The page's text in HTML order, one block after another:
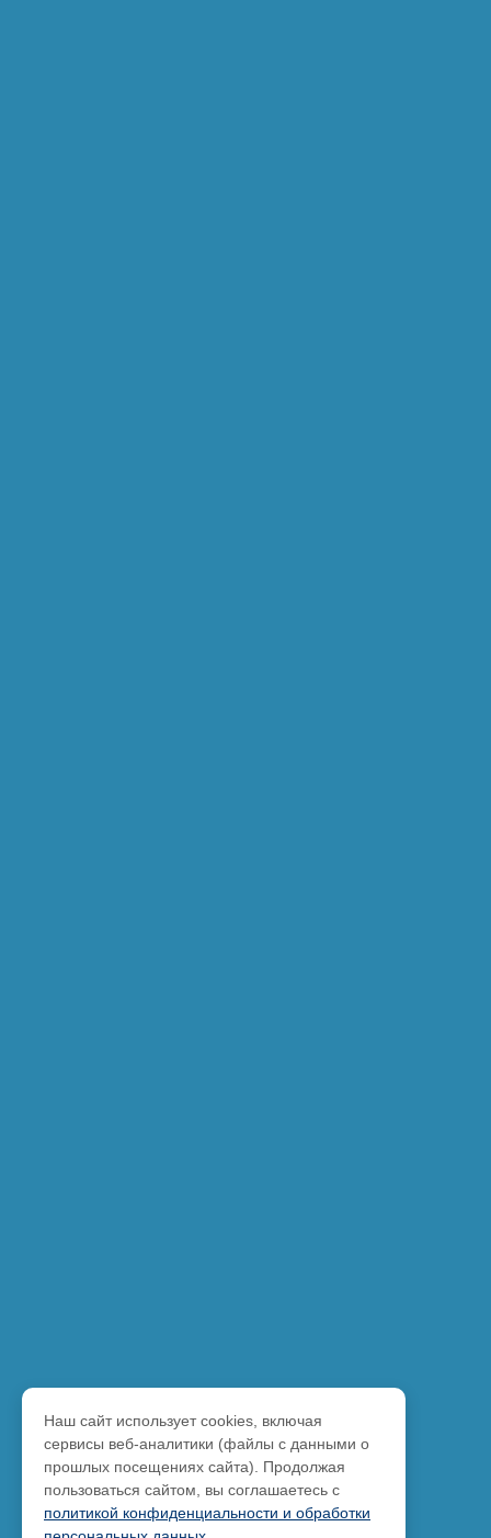
Наш сайт использует cookies, включая
сервисы веб-аналитики (файлы с данными о
прошлых посещениях сайта). Продолжая
пользоваться сайтом, вы соглашаетесь с
политикой конфиденциальности и обработки